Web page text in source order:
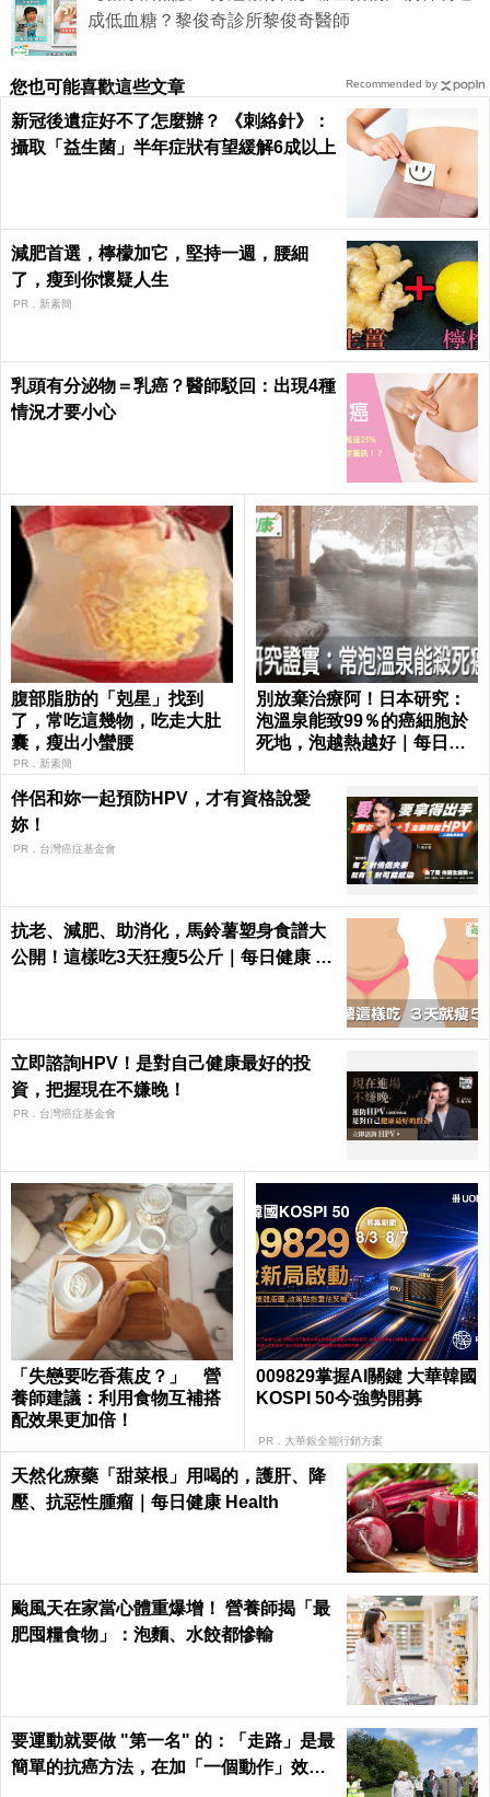
成低血糖？黎俊奇診所黎俊奇醫師
您也可能喜歡這些文章
新冠後遺症好不了怎麼辦？ 《刺絡針》：
攝取「益生菌」半年症狀有望緩解6成以上
減肥首選，檸檬加它，堅持一週，腰細
了，瘦到你懷疑人生
PR．新素簡
乳頭有分泌物＝乳癌？醫師駁回：出現4種
情況才要小心
腹部脂肪的「剋星」找到
了，常吃這幾物，吃走大肚
囊，瘦出小蠻腰
PR．新素簡
別放棄治療阿！日本研究：
泡溫泉能致99％的癌細胞於
死地，泡越熱越好｜每日健
伴侶和妳一起預防HPV，才有資格說愛
妳！
PR．台灣癌症基金會
抗老、減肥、助消化，馬鈴薯塑身食譜大
公開！這樣吃3天狂瘦5公斤｜每日健康 H
立即諮詢HPV！是對自己健康最好的投
資，把握現在不嫌晚！
PR．台灣癌症基金會
「失戀要吃香蕉皮？」 營
養師建議：利用食物互補搭
配效果更加倍！
009829掌握AI關鍵 大華韓國
KOSPI 50今強勢開募
PR．大華銀全能行銷方案
天然化療藥「甜菜根」用喝的，護肝、降
壓、抗惡性腫瘤｜每日健康 Health
颱風天在家當心體重爆增！ 營養師揭「最
肥囤糧食物」：泡麵、水餃都慘輸
要運動就要做 "第一名" 的：「走路」是最
簡單的抗癌方法，在加「一個動作」效果
Recommended by